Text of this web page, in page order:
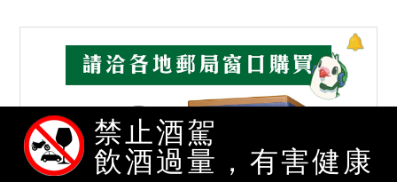
禁止酒駕
飲酒過量，有害健康